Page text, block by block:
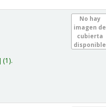
No hay
imagen de
cubierta
disponible
(1).